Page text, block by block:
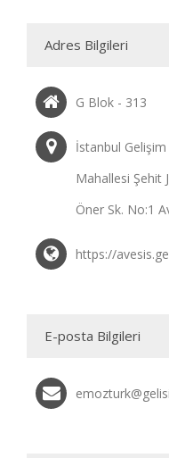
Adres Bilgileri
G Blok - 313
İstanbul
Mahallesi Şehit
Öner Sk. No:1
https://
E-posta Bilgileri